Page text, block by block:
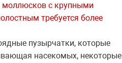
моллюсков с крупными
требуется более
пузырчатки, которые
насекомых, некоторые